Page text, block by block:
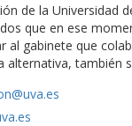
de la Universidad
que en ese
al gabinete que
alternativa, también